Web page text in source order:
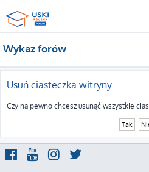
Wykaz forów
Usuń ciasteczka witryny
Czy na pewno chcesz usunąć wszystkie